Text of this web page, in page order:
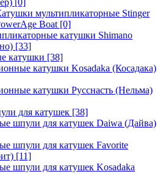
[0]
мультипликаторные Stinger
Boat [0]
катушки Shimano
[33]
катушки [38]
катушки Kosadaka (Косадака)
катушки Русснасть (Нельма)
для катушек [38]
шпули для катушек Daiwa (Дайва)
шпули для катушек Favorite
[11]
шпули для катушек Kosadaka